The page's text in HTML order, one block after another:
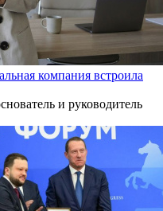
компания встроила
и руководитель